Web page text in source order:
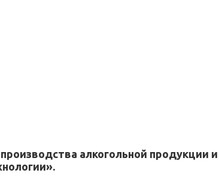
алкогольной